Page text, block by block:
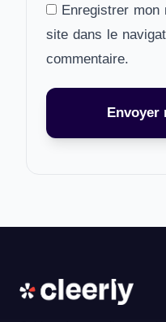
Enregistrer mon
site dans le
commentaire.
Envoyer